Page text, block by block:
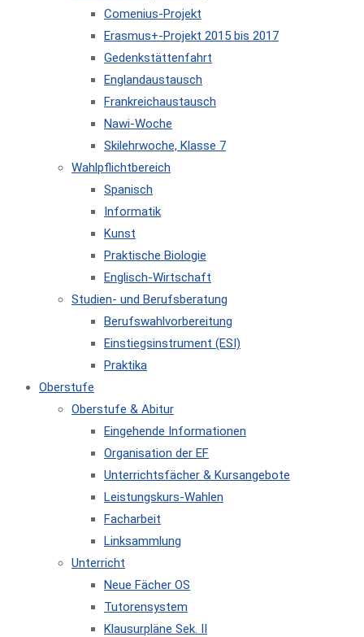
Comenius-Projekt
Erasmus+-Projekt 2015 bis 2017
Gedenkstättenfahrt
Englandaustausch
Frankreichaustausch
Nawi-Woche
Skilehrwoche, Klasse 7
Wahlpflichtbereich
Spanisch
Informatik
Kunst
Praktische Biologie
Englisch-Wirtschaft
Studien- und Berufsberatung
Berufswahlvorbereitung
Einstiegsinstrument (ESI)
Praktika
Oberstufe
Oberstufe & Abitur
Eingehende Informationen
Organisation der EF
Unterrichtsfächer & Kursangebote
Leistungskurs-Wahlen
Facharbeit
Linksammlung
Unterricht
Neue Fächer OS
Tutorensystem
Klausurpläne Sek. II